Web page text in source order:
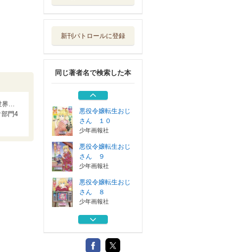
…
門4
新刊パトロールに登録
同じ著者名で検索した本
悪役令嬢転生おじ
さん ８
悪役令嬢転生おじ
少年画報社
悪役令嬢転生おじ
さん ６
少年画報社
悪役令嬢転生おじ
さん １０
少年画報社
悪役令嬢転生おじ
さん ９
少年画報社
悪役令嬢転生おじ
さん ８
少年画報社
悪役令嬢転生おじ
少年画報社